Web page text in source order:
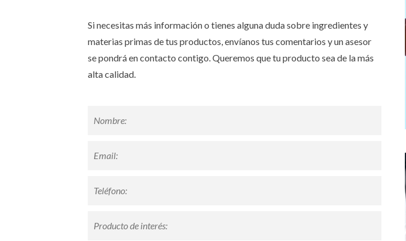
Si necesitas más información o tienes alguna duda sobre ingredientes y
materias primas de tus productos, envíanos tus comentarios y un asesor
se pondrá en contacto contigo. Queremos que tu producto sea de la más
alta calidad.